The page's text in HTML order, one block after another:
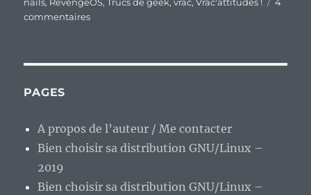
nails, RevengeOS,Trucs de geek,vrac,Vrac'attitudes !
4
commentairessur
PAGES
A propos de l’auteur / Me contacter
Bien choisir sa distribution GNU/Linux –
2019
Bien choisir sa distribution GNU/Linux –